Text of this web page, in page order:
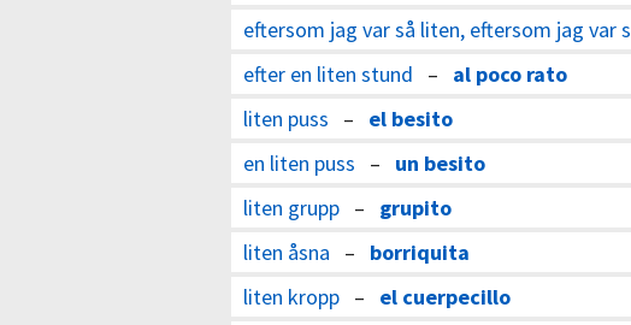
eftersom jag var så liten, eftersom jag var
efter en liten stund – al poco rato
liten puss – el besito
en liten puss – un besito
liten grupp – grupito
liten åsna – borriquita
liten kropp – el cuerpecillo